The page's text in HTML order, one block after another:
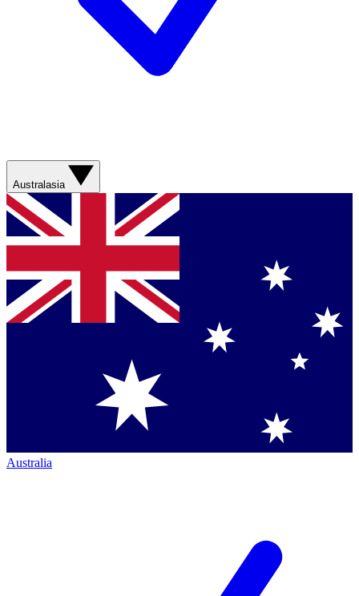
Australasia
Australia